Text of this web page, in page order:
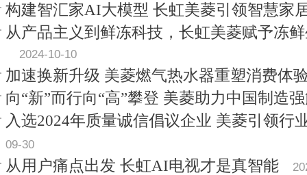
构建智汇家AI大模型 长虹美菱引领智慧家
从产品主义到鲜冻科技，长虹美菱赋予冻
2024-10-10
加速换新升级 美菱燃气热水器重塑消费体
向“新”而行向“高”攀登 美菱助力中国制造
入选2024年质量诚信倡议企业 美菱引领行
09-30
从用户痛点出发 长虹AI电视才是真智能